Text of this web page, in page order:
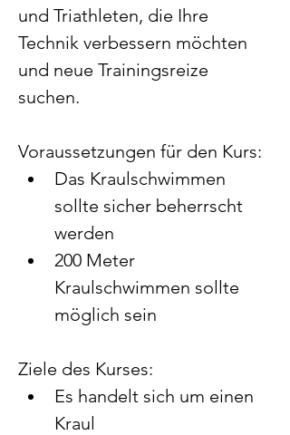
und Triathleten, die Ihre
Technik verbessern möchten
und neue Trainingsreize
suchen.
Voraussetzungen für den Kurs:
Das Kraulschwimmen
sollte sicher beherrscht
werden
200 Meter
Kraulschwimmen sollte
möglich sein
Ziele des Kurses:
Es handelt sich um einen
Kraul